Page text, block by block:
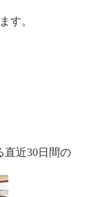
す。
近30日間の